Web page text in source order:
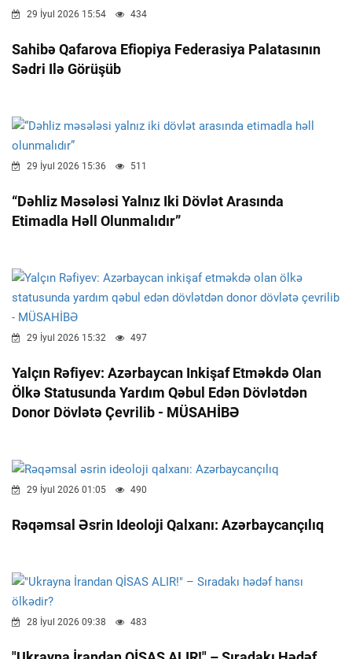
29 İyul 2026 15:54 434
Sahibə Qafarova Efiopiya Federasiya Palatasının
Sədri Ilə Görüşüb
29 İyul 2026 15:36 511
“Dəhliz Məsələsi Yalnız Iki Dövlət Arasında
Etimadla Həll Olunmalıdır”
29 İyul 2026 15:32 497
Yalçın Rəfiyev: Azərbaycan Inkişaf Etməkdə Olan
Ölkə Statusunda Yardım Qəbul Edən Dövlətdən
Donor Dövlətə Çevrilib - MÜSAHİBƏ
29 İyul 2026 01:05 490
Rəqəmsal Əsrin Ideoloji Qalxanı: Azərbaycançılıq
28 İyul 2026 09:38 483